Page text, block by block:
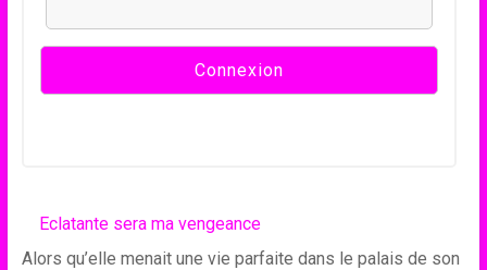
Eclatante sera ma vengeance
Alors qu’elle menait une vie parfaite dans le palais de son